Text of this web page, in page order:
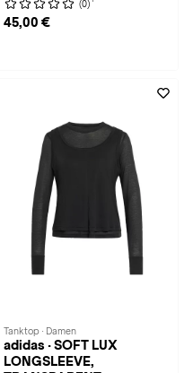
(0)
45,00 €
Tanktop · Damen
adidas · SOFT LUX
LONGSLEEVE,